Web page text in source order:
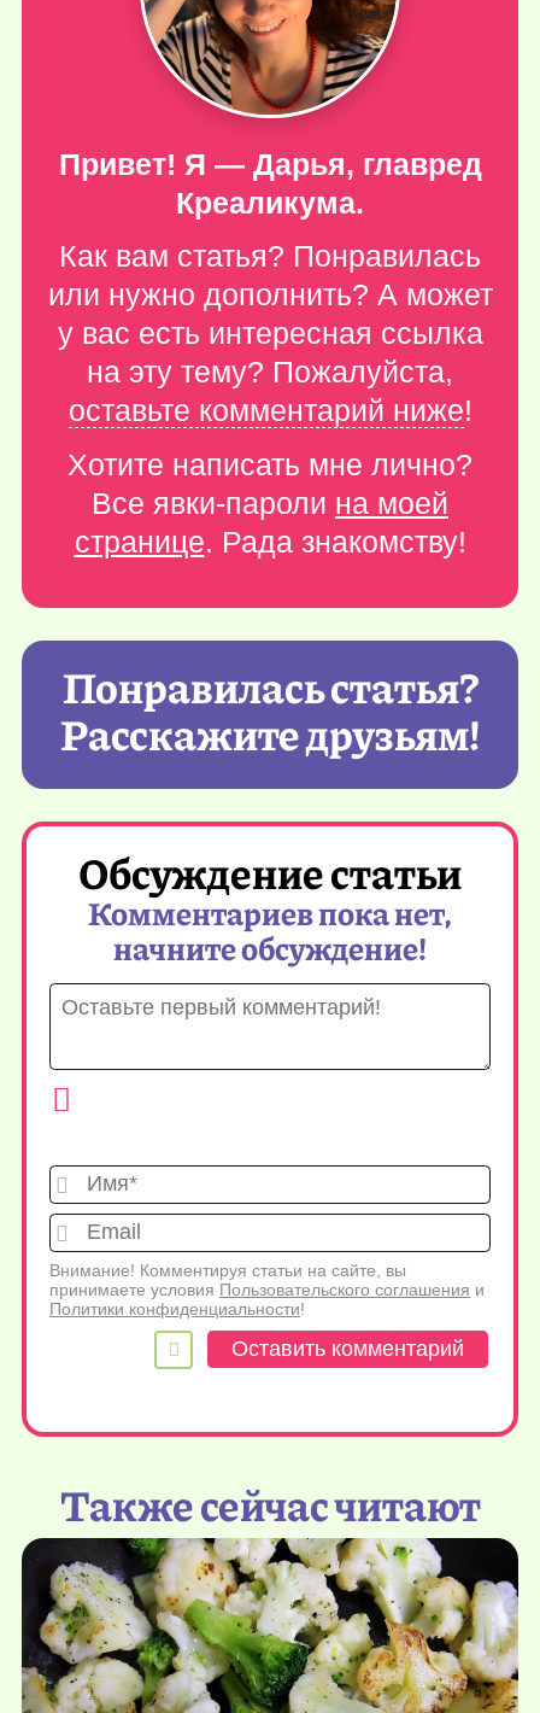
Привет! Я — Дарья, главред
Креаликума.
Как вам статья? Понравилась
или нужно дополнить? А может
у вас есть интересная ссылка
на эту тему? Пожалуйста,
оставьте комментарий ниже!
Хотите написать мне лично?
Все явки-пароли на моей
странице. Рада знакомству!
Понравилась статья?
Расскажите друзьям!
Обсуждение статьи
Комментариев пока нет,
начните обсуждение!
Имя*
Внимание! Комментируя статьи на сайте, вы
принимаете условия Пользовательского соглашения и
Политики конфиденциальности!
Также сейчас читают